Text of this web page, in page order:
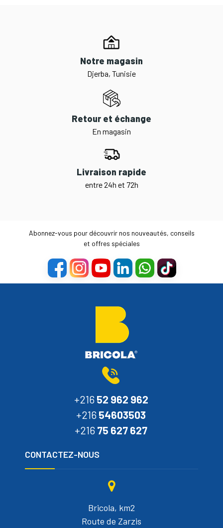
Notre magasin
Djerba, Tunisie
Retour et échange
En magasin
Livraison rapide
entre 24h et 72h
Abonnez-vous pour découvrir nos nouveautés, conseils
et offres spéciales
+216 52 962 962
+216 54603503
+216 75 627 627
CONTACTEZ-NOUS
Bricola, km2
Route de Zarzis